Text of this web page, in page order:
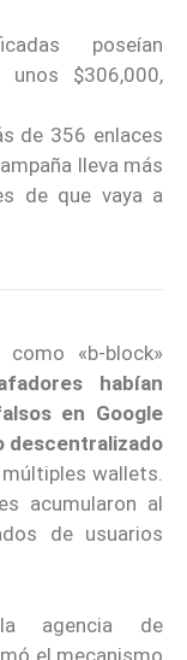
poseían
unos $306,000,
de 356 enlaces
lleva más
de que vaya a
«b-block»
habían
en Google
descentralizado
wallets.
acumularon al
de usuarios
agencia de
el mecanismo